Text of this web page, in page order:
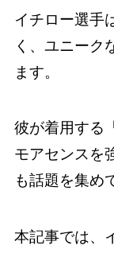
イチロー選手
く、ユニーク
ます。
彼が着用する
モアセンスを
も話題を集め
本記事では、